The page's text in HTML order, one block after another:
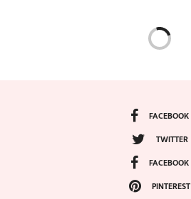
FACEBOOK
TWITTER
FACEBOOK
PINTEREST